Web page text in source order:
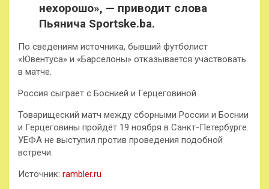
нехорошо», — приводит слова
Пьянича Sportske.ba.
По сведениям источника, бывший футболист
«Ювентуса» и «Барселоны» отказывается участвовать
в матче.
Россия сыграет с Боснией и Герцеговиной
Товарищеский матч между сборными России и Боснии
и Герцеговины пройдёт 19 ноября в Санкт-Петербурге.
УЕФА не выступил против проведения подобной
встречи.
Источник: rambler.ru